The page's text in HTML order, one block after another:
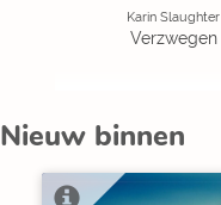
Karin Slaughter
Verzwegen
Nieuw binnen